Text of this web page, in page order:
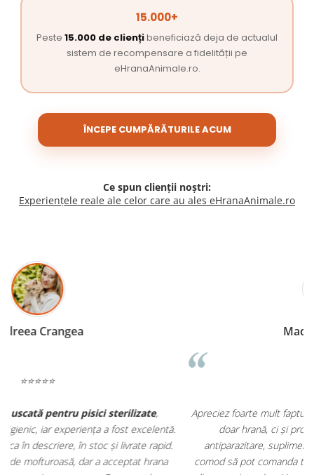
15.000+
Peste 15.000 de cliențibeneficiază deja de actualul
sistem de recompensare a fidelității pe
eHranaAnimale.ro.
ÎNCEPE CUMPĂRĂTURILE ACUM
Ce spun clienții noștri:
Experiențele reale ale celor care au ales eHranaAnimale.ro
Apreciez foarte mult faptul că pe ehranaanimale.rogăsesc nu
doar hrană, ci și produse dinfarmacia veterinară:
antiparazitare, suplimente și soluții de îngrijire. Este foarte
comod să pot comanda tot ce am nevoie pentru animalul meu